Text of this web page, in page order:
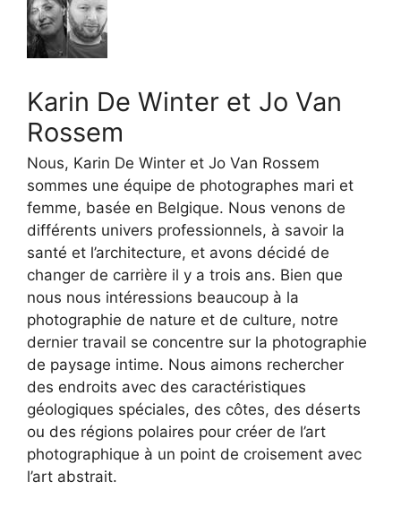
Karin De Winter et Jo Van
Rossem
Nous, Karin De Winter et Jo Van Rossem
sommes une équipe de photographes mari et
femme, basée en Belgique. Nous venons de
différents univers professionnels, à savoir la
santé et l’architecture, et avons décidé de
changer de carrière il y a trois ans. Bien que
nous nous intéressions beaucoup à la
photographie de nature et de culture, notre
dernier travail se concentre sur la photographie
de paysage intime. Nous aimons rechercher
des endroits avec des caractéristiques
géologiques spéciales, des côtes, des déserts
ou des régions polaires pour créer de l’art
photographique à un point de croisement avec
l’art abstrait.